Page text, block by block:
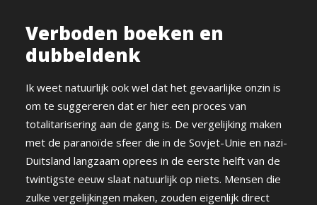
Verboden boeken en
dubbeldenk
Ik weet natuurlijk ook wel dat het gevaarlijke onzin is
om te suggereren dat er hier een proces van
totalitarisering aan de gang is. De vergelijking maken
met de paranoïde sfeer die in de Sovjet-Unie en nazi-
Duitsland langzaam oprees in de eerste helft van de
twintigste eeuw slaat natuurlijk op niets. Mensen die
zulke vergelijkingen maken, zouden eigenlijk direct